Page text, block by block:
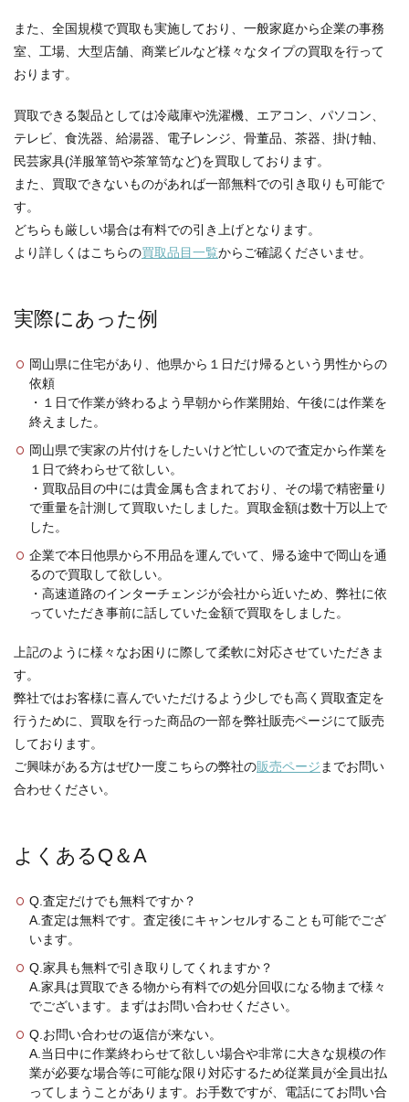
また、全国規模で買取も実施しており、一般家庭から企業の事務
室、工場、大型店舗、商業ビルなど様々なタイプの買取を行って
おります。
買取できる製品としては冷蔵庫や洗濯機、エアコン、パソコン、
テレビ、食洗器、給湯器、電子レンジ、骨董品、茶器、掛け軸、
民芸家具(洋服箪笥や茶箪笥など)を買取しております。
また、買取できないものがあれば一部無料での引き取りも可能で
す。
どちらも厳しい場合は有料での引き上げとなります。
より詳しくはこちらの買取品目一覧からご確認くださいませ。
実際にあった例
岡山県に住宅があり、他県から１日だけ帰るという男性からの
依頼
・１日で作業が終わるよう早朝から作業開始、午後には作業を
終えました。
岡山県で実家の片付けをしたいけど忙しいので査定から作業を
１日で終わらせて欲しい。
・買取品目の中には貴金属も含まれており、その場で精密量り
で重量を計測して買取いたしました。買取金額は数十万以上で
した。
企業で本日他県から不用品を運んでいて、帰る途中で岡山を通
るので買取して欲しい。
・高速道路のインターチェンジが会社から近いため、弊社に依
っていただき事前に話していた金額で買取をしました。
上記のように様々なお困りに際して柔軟に対応させていただきま
す。
弊社ではお客様に喜んでいただけるよう少しでも高く買取査定を
行うために、買取を行った商品の一部を弊社販売ページにて販売
しております。
ご興味がある方はぜひ一度こちらの弊社の販売ページ までお問い
合わせください。
よくあるQ＆A
Q.査定だけでも無料ですか？
A.査定は無料です。査定後にキャンセルすることも可能でござ
います。
Q.家具も無料で引き取りしてくれますか？
A.家具は買取できる物から有料での処分回収になる物まで様々
でございます。まずはお問い合わせください。
Q.お問い合わせの返信が来ない。
A.当日中に作業終わらせて欲しい場合や非常に大きな規模の作
業が必要な場合等に可能な限り対応するため従業員が全員出払
ってしまうことがあります。お手数ですが、電話にてお問い合